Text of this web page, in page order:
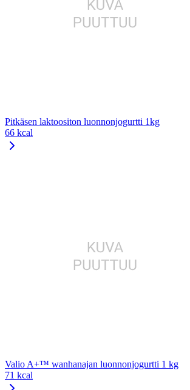
Pitkäsen laktoositon luonnonjogurtti 1kg
66 kcal
Valio A+™ wanhanajan luonnonjogurtti 1 kg
71 kcal